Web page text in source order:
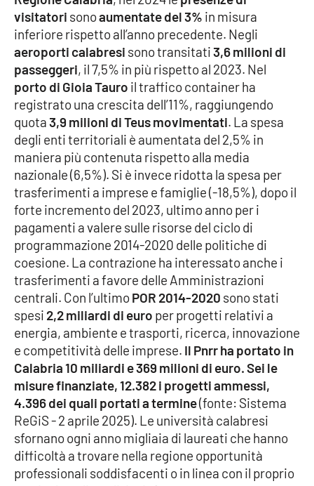
visitatori sonoaumentate del 3% in misura
inferiore rispetto all’anno precedente. Negli
aeroporti calabresi sono transitati3,6 milioni di
passeggeri, il 7,5% in più rispetto al 2023. Nel
porto di Gioia Tauro il traffico container ha
registrato una crescita dell’11%, raggiungendo
quota3,9 milioni di Teus movimentati. La spesa
degli enti territoriali è aumentata del 2,5% in
maniera più contenuta rispetto alla media
nazionale (6,5%). Si è invece ridotta la spesa per
trasferimenti a imprese e famiglie (-18,5%), dopo il
forte incremento del 2023, ultimo anno per i
pagamenti a valere sulle risorse del ciclo di
programmazione 2014-2020 delle politiche di
coesione. La contrazione ha interessato anche i
trasferimenti a favore delle Amministrazioni
centrali. Con l’ultimoPOR 2014-2020 sono stati
spesi 2,2 miliardi di euro per progetti relativi a
energia, ambiente e trasporti, ricerca, innovazione
e competitività delle imprese. Il Pnrr ha portato in
Calabria 10 miliardi e 369 milioni di euro. Sei le
misure finanziate, 12.382 i progetti ammessi,
4.396 dei quali portati a termine(fonte: Sistema
ReGiS - 2 aprile 2025). Le università calabresi
sfornano ogni anno migliaia di laureati che hanno
difficoltà a trovare nella regione opportunità
professionali soddisfacenti o in linea con il proprio